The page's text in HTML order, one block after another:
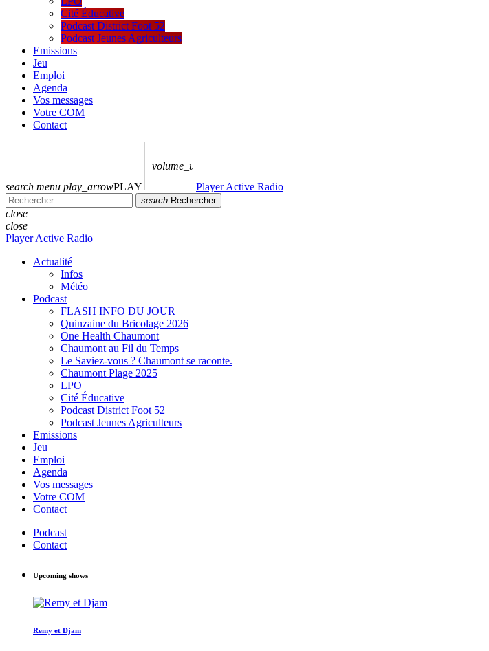
Cité Éducative
Podcast District Foot 52
Podcast Jeunes Agriculteurs
Emissions
Jeu
Emploi
Agenda
Vos messages
Votre COM
Contact
search menu play_arrowPLAY
volume_up
Player Active Radio
search Rechercher
close
close
Player Active Radio
Actualité
Infos
Météo
Podcast
FLASH INFO DU JOUR
Quinzaine du Bricolage 2026
One Health Chaumont
Chaumont au Fil du Temps
Le Saviez-vous ? Chaumont se raconte.
Chaumont Plage 2025
LPO
Cité Éducative
Podcast District Foot 52
Podcast Jeunes Agriculteurs
Emissions
Jeu
Emploi
Agenda
Vos messages
Votre COM
Contact
Podcast
Contact
Upcoming shows
Remy et Djam